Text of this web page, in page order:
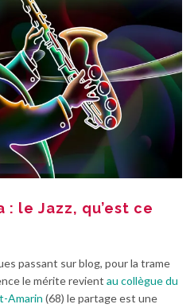
: le Jazz, qu’est ce
passant sur blog, pour la trame
le mérite revient au collègue du
Amarin (68) le partage est une